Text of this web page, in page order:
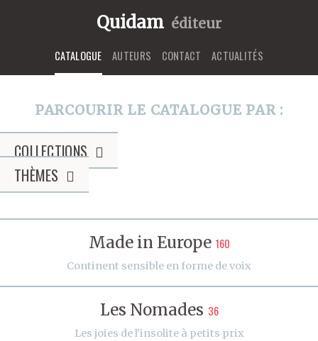
Quidam éditeur
CATALOGUE AUTEURS CONTACT ACTUALITÉS
PARCOURIR LE CATALOGUE PAR :
COLLECTIONS
THÈMES
Made in Europe 160
Continent sensible en forme de voix
Les Nomades 36
Les joies de l'insolite à petits prix